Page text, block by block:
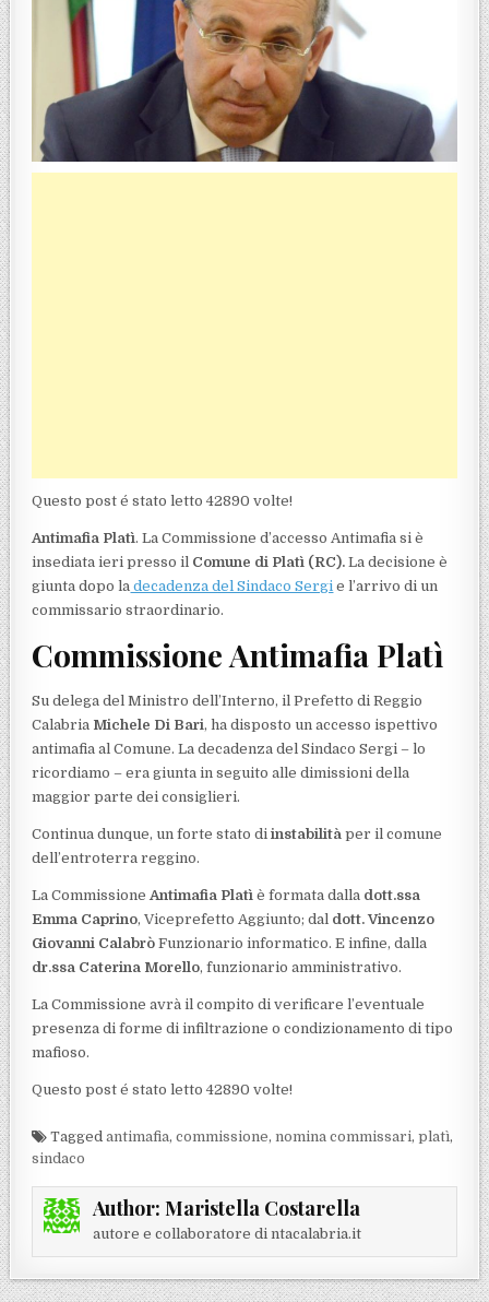
Questo post é stato letto 42890 volte!
Antimafia Platì. La Commissione d’accesso Antimafia si è
insediata ieri presso il Comune di Platì (RC). La decisione è
giunta dopo la decadenza del Sindaco Sergi e l’arrivo di un
commissario straordinario.
Commissione Antimafia Platì
Su delega del Ministro dell’Interno, il Prefetto di Reggio
Calabria Michele Di Bari, ha disposto un accesso ispettivo
antimafia al Comune. La decadenza del Sindaco Sergi – lo
ricordiamo – era giunta in seguito alle dimissioni della
maggior parte dei consiglieri.
Continua dunque, un forte stato diinstabilità per il comune
dell’entroterra reggino.
La CommissioneAntimafia Platì è formata dalla dott.ssa
Emma Caprino, Viceprefetto Aggiunto; dal dott. Vincenzo
Giovanni Calabrò Funzionario informatico. E infine, dalla
dr.ssa Caterina Morello, funzionario amministrativo.
La Commissione avrà il compito di verificare l’eventuale
presenza di forme di infiltrazione o condizionamento di tipo
mafioso.
Questo post é stato letto 42890 volte!
Taggedantimafia,commissione,nomina commissari,platì,
sindaco
Author: Maristella Costarella
autore e collaboratore di ntacalabria.it